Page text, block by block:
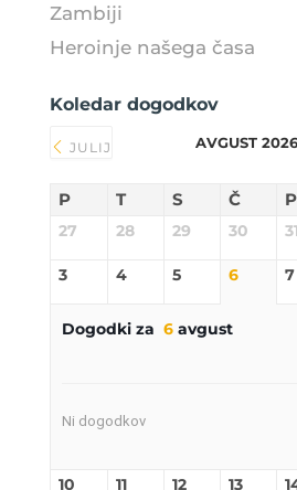
Zambiji
Heroinje našega časa
Koledar dogodkov
JULIJ AVGUST 2026
P T S Č P
27 28 29 30 31
3 4 5 6 7
Dogodki za 6avgust
Ni dogodkov
10 11 12 13